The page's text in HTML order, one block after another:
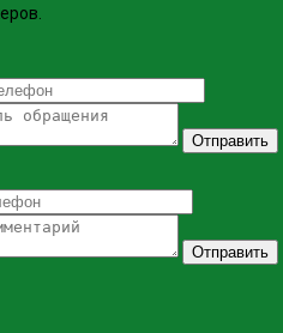
Отправить
Отправить